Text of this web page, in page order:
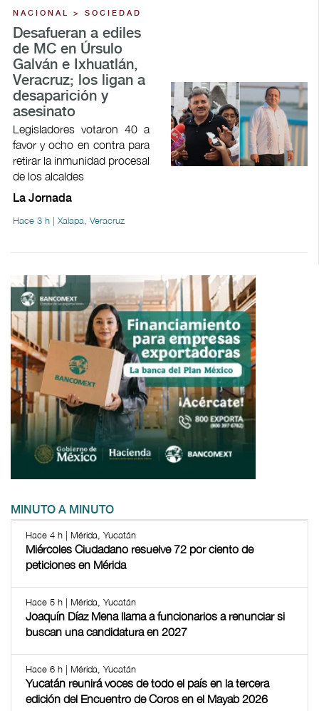
NACIONAL > SOCIEDAD
Desafueran a ediles
de MC en Úrsulo
Galván e Ixhuatlán,
Veracruz; los ligan a
desaparición y
asesinato
Legisladores votaron 40 a
favor y ocho en contra para
retirar la inmunidad procesal
de los alcaldes
La Jornada
Hace 3 h | Xalapa, Veracruz
MINUTO A MINUTO
Hace 4 h | Mérida, Yucatán
Miércoles Ciudadano resuelve 72 por ciento de
peticiones en Mérida
Hace 5 h | Mérida, Yucatán
Joaquín Díaz Mena llama a funcionarios a renunciar si
buscan una candidatura en 2027
Hace 6 h | Mérida, Yucatán
Yucatán reunirá voces de todo el país en la tercera
edición del Encuentro de Coros en el Mayab 2026